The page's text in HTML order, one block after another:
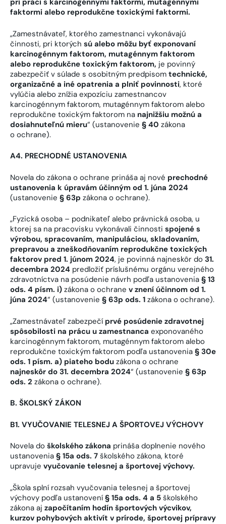
pri práci s karcinogénnymi faktormi, mutagénnymi
faktormi alebo reprodukčne toxickými faktormi.
„Zamestnávateľ, ktorého zamestnanci vykonávajú
činnosti, pri ktorých sú alebo môžu byť exponovaní
karcinogénnym faktorom, mutagénnym faktorom
alebo reprodukčne toxickým faktorom, je povinný
zabezpečiť v súlade s osobitným predpisom technické,
organizačné a iné opatrenia a plniť povinnosti, ktoré
vylúčia alebo znížia expozíciu zamestnancov
karcinogénnym faktorom, mutagénnym faktorom alebo
reprodukčne toxickým faktorom na najnižšiu možnú a
dosiahnuteľnú mieru“ (ustanovenie § 40 zákona
o ochrane).
A4. PRECHODNÉ USTANOVENIA
Novela do zákona o ochrane prináša aj nové prechodné
ustanovenia k úpravám účinným od 1. júna 2024
(ustanovenie § 63p zákona o ochrane).
„Fyzická osoba – podnikateľ alebo právnická osoba, u
ktorej sa na pracovisku vykonávali činnosti spojené s
výrobou, spracovaním, manipuláciou, skladovaním,
prepravou a zneškodňovaním reprodukčne toxických
faktorov pred 1. júnom 2024, je povinná najneskôr do 31.
decembra 2024 predložiť príslušnému orgánu verejného
zdravotníctva na posúdenie návrh podľa ustanovenia § 13
ods. 4 písm. i) zákona o ochrane v znení účinnom od 1.
júna 2024“ (ustanovenie § 63p ods. 1 zákona o ochrane).
„Zamestnávateľ zabezpečí prvé posúdenie zdravotnej
spôsobilosti na prácu u zamestnanca exponovaného
karcinogénnym faktorom, mutagénnym faktorom alebo
reprodukčne toxickým faktorom podľa ustanovenia § 30e
ods. 1 písm. a) piateho bodu zákona o ochrane
najneskôr do 31. decembra 2024“ (ustanovenie § 63p
ods. 2 zákona o ochrane).
B. ŠKOLSKÝ ZÁKON
B1. VYUČOVANIE TELESNEJ A ŠPORTOVEJ VÝCHOVY
Novela do školského zákona prináša doplnenie nového
ustanovenia § 15a ods. 7 školského zákona, ktoré
upravuje vyučovanie telesnej a športovej výchovy.
„Škola splní rozsah vyučovania telesnej a športovej
výchovy podľa ustanovení§ 15a ods. 4 a 5 školského
zákona aj započítaním hodín športových výcvikov,
kurzov pohybových aktivít v prírode, športovej prípravy